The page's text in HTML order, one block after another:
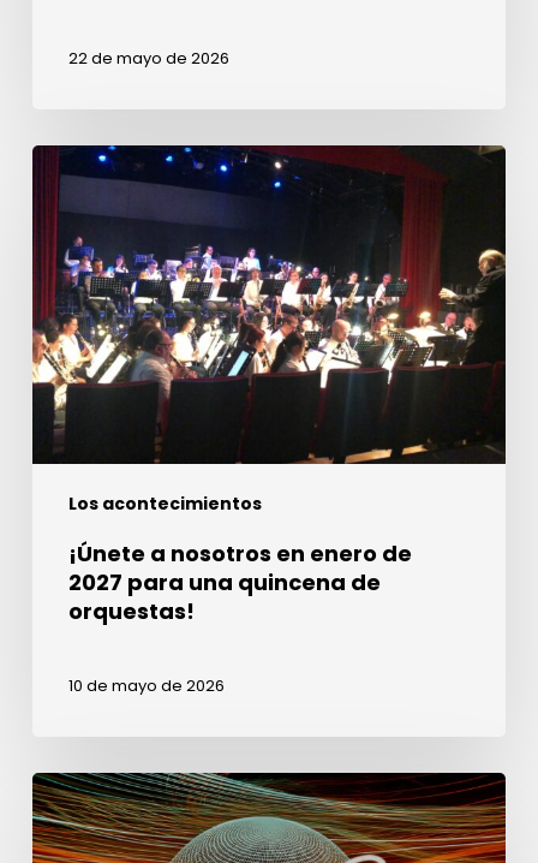
22 de mayo de 2026
Los acontecimientos
¡Únete
nosotros
enero
de
2027
para
una
quincena
de
orquestas!
¡Únete a nosotros en enero de
2027 para una quincena de
orquestas!
10 de mayo de 2026
Semana
del
Sonido